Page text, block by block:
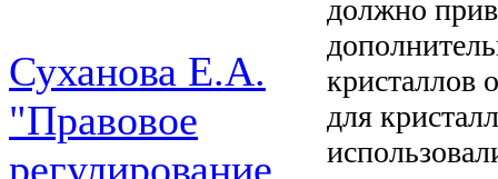
Суханова Е.А.
"Правовое
регулирование
должно
кристаллов
для